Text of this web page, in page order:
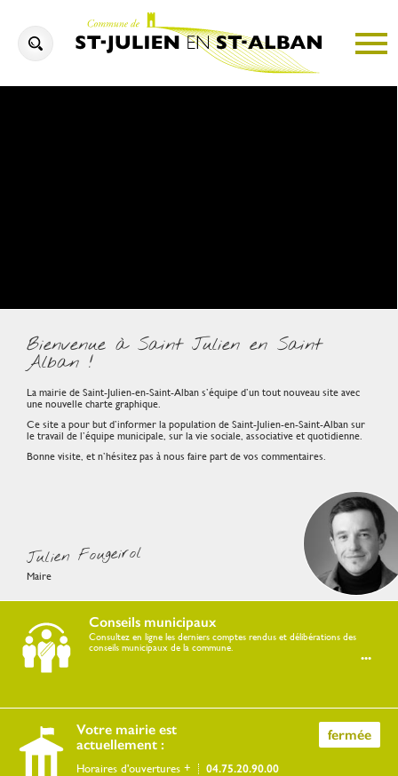
Bienvenue à Saint Julien en Saint
Alban !
La mairie de Saint-Julien-en-Saint-Alban s’équipe d’un tout nouveau site avec
une nouvelle charte graphique.
Ce site a pour but d’informer la population de Saint-Julien-en-Saint-Alban sur
le travail de l’équipe municipale, sur la vie sociale, associative et quotidienne.
Bonne visite, et n’hésitez pas à nous faire part de vos commentaires.
Julien Fougeirol
Maire
Conseils municipaux
Consultez en ligne les derniers comptes rendus et délibérations des
conseils municipaux de la commune.
...
Votre mairie est
actuellement :
fermée
Horaires d'ouvertures + 04.75.20.90.00